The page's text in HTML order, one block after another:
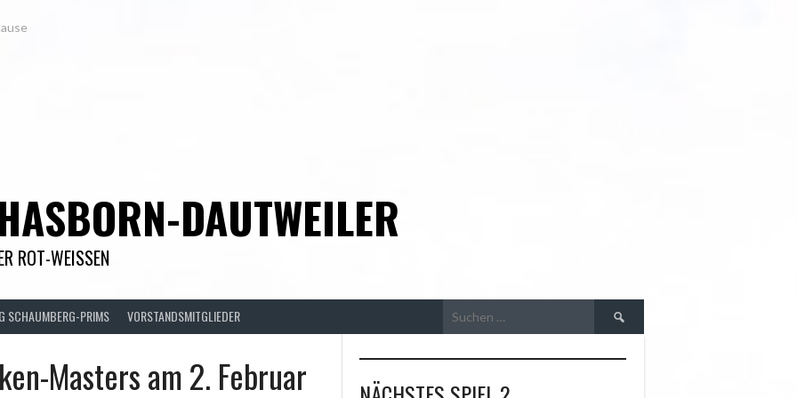
DAUTWEILER
ROT-WEISSEN
SCHAUMBERG-PRIMS VORSTANDSMITGLIEDER
Suchen
Masters am 2. Februar